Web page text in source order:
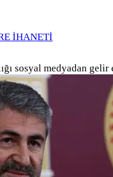
İHANETİ
sosyal medyadan